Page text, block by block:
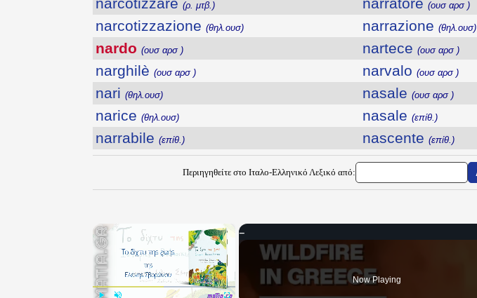
narcotizzare (ρ. μτβ.)
narcotizzazione (θηλ.ουσ)
nardo (ουσ αρσ )
narghilè (ουσ αρσ )
nari (θηλ.ουσ)
narice (θηλ.ουσ)
narrabile (επίθ.)
narratore (ουσ αρσ )
narrazione (θηλ.ουσ)
nartece (ουσ αρσ )
narvalo (ουσ αρσ )
nasale (ουσ αρσ )
nasale (επίθ.)
nascente (επίθ.)
Περιηγηθείτε στο Ιταλο-Ελληνικό Λεξικό από:
×
Now Playing